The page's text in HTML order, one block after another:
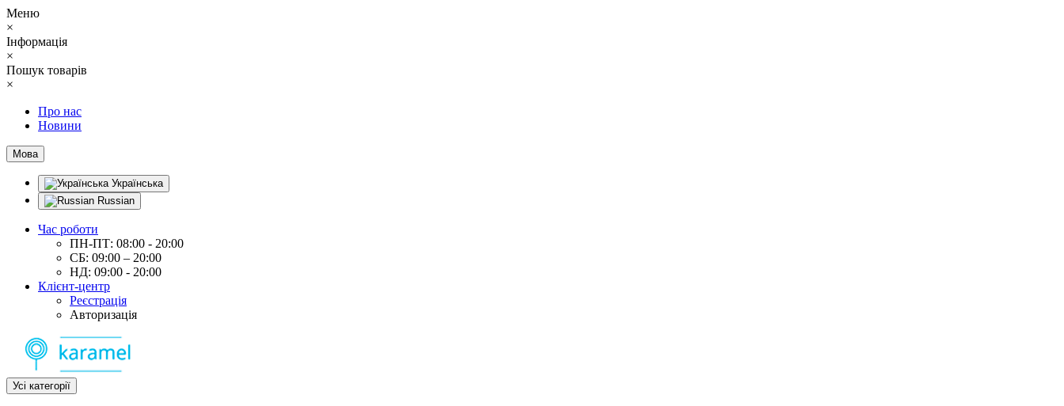
Меню
×
Інформація
×
Пошук товарів
×
Про нас
Новини
Мова
Українська
Russian
Час роботи
ПН-ПТ: 08:00 - 20:00
СБ: 09:00 – 20:00
НД: 09:00 - 20:00
Клієнт-центр
Реєстрація
Авторизація
Усі категорії